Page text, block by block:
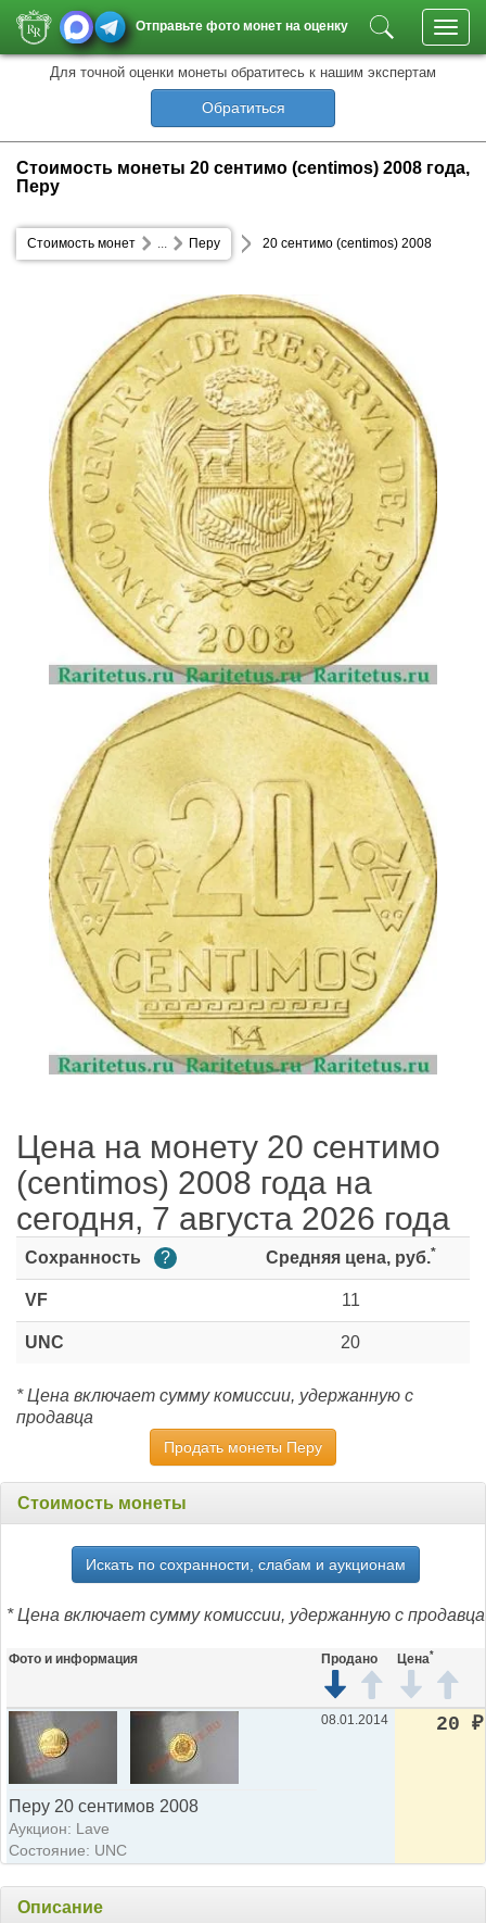
Отправьте фото монет на оценку
Для точной оценки монеты обратитесь к нашим экспертам
Обратиться
Стоимость монеты 20 сентимо (centimos) 2008 года,
Перу
Стоимость монет Перу
... 20 сентимо (centimos) 2008
Цена на монету 20 сентимо
(centimos) 2008 года на
сегодня, 7 августа 2026 года
Сохранность ? Средняя цена, руб.*
VF 11
UNC 20
* Цена включает сумму комиссии, удержанную с
продавца
Продать монеты Перу
Стоимость монеты
Искать по сохранности, слабам и аукционам
* Цена включает сумму комиссии, удержанную с продавца
Фото и информация Продано Цена*
Перу 20 сентимов 2008
Аукцион: Lave
Состояние: UNC
08.01.2014 20 ₽
Описание